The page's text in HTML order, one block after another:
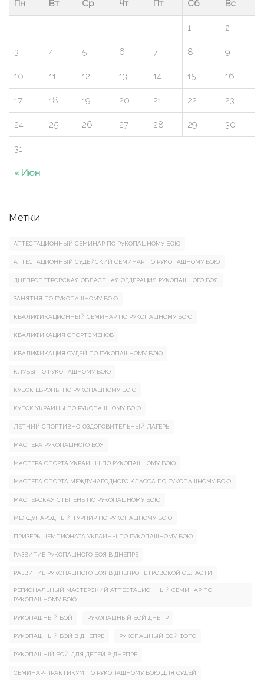
Пн Вт Ср Чт Пт Сб Вс
« Июн
1 2
3 4 5 6 7 8 9
10 11 12 13 14 15 16
17 18 19 20 21 22 23
24 25 26 27 28 29 30
31
Метки
АТТЕСТАЦИОННЫЙ СЕМИНАР ПО РУКОПАШНОМУ БОЮ
АТТЕСТАЦИОННЫЙ СУДЕЙСКИЙ СЕМИНАР ПО РУКОПАШНОМУ БОЮ
ДНЕПРОПЕТРОВСКАЯ ОБЛАСТНАЯ ФЕДЕРАЦИЯ РУКОПАШНОГО БОЯ
ЗАНЯТИЯ ПО РУКОПАШНОМУ БОЮ
КВАЛИФИКАЦИОННЫЙ СЕМИНАР ПО РУКОПАШНОМУ БОЮ
КВАЛИФИКАЦИЯ СПОРТСМЕНОВ
КВАЛИФИКАЦИЯ СУДЕЙ ПО РУКОПАШНОМУ БОЮ
КЛУБЫ ПО РУКОПАШНОМУ БОЮ
КУБОК ЕВРОПЫ ПО РУКОПАШНОМУ БОЮ
КУБОК УКРАИНЫ ПО РУКОПАШНОМУ БОЮ
ЛЕТНИЙ СПОРТИВНО-ОЗДОРОВИТЕЛЬНЫЙ ЛАГЕРЬ
МАСТЕРА РУКОПАШНОГО БОЯ
МАСТЕРА СПОРТА УКРАИНЫ ПО РУКОПАШНОМУ БОЮ
МАСТЕРА СПОРТА МЕЖДУНАРОДНОГО КЛАССА ПО РУКОПАШНОМУ БОЮ
МАСТЕРСКАЯ СТЕПЕНЬ ПО РУКОПАШНОМУ БОЮ
МЕЖДУНАРОДНЫЙ ТУРНИР ПО РУКОПАШНОМУ БОЮ
ПРИЗЕРЫ ЧЕМПИОНАТА УКРАИНЫ ПО РУКОПАШНОМУ БОЮ
РАЗВИТИЕ РУКОПАШНОГО БОЯ В ДНЕПРЕ
РАЗВИТИЕ РУКОПАШНОГО БОЯ В ДНЕПРОПЕТРОВСКОЙ ОБЛАСТИ
РЕГИОНАЛЬНЫЙ МАСТЕРСКИЙ АТТЕСТАЦИОННЫЙ СЕМИНАР ПО
РУКОПАШНОМУ БОЮ
РУКОПАШНЫЙ БОЙ РУКОПАШНЫЙ БОЙ ДНЕПР
РУКОПАШНЫЙ БОЙ В ДНЕПРЕ РУКОПАШНЫЙ БОЙ ФОТО
РУКОПАШНІЙ БОЙ ДЛЯ ДЕТЕЙ В ДНЕПРЕ
СЕМИНАР-ПРАКТИКУМ ПО РУКОПАШНОМУ БОЮ ДЛЯ СУДЕЙ